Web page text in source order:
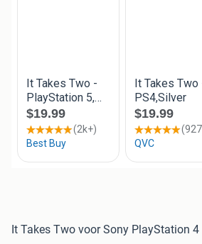
It Takes Two voor Sony PlayStation 4